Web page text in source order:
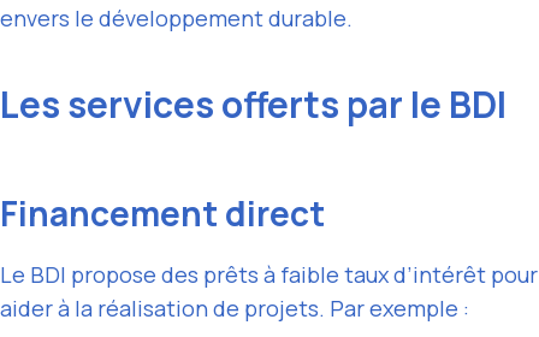
envers le développement durable.
Les services offerts par le BDI
Financement direct
Le BDI propose des prêts à faible taux d’intérêt pour
aider à la réalisation de projets. Par exemple :